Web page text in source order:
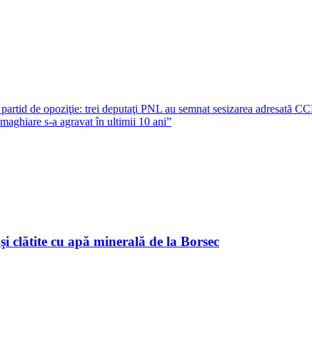
de opoziţie: trei deputaţi PNL au semnat sesizarea adresată
s-a agravat în ultimii 10 ani”
clătite cu apă minerală de la Borsec